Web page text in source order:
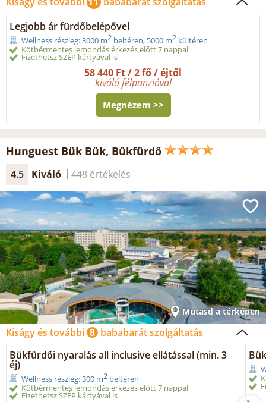
Legjobb ár fürdőbelépővel
Wellness részleg: 3000 m2 beltéren, 5000 m2 kültéren
Kötbérmentes lemondás érkezés előtt 7 nappal
Fizethetsz SZÉP kártyával is
58 440 Ft / 2 fő / éjtől
kiváló félpanzióval
Megnézem >>
Hunguest Bük Bük, Bükfürdő
4.5 Kiváló 448 értékelés
Mutasd a térképen
Kiságy és további 8 bababarát szolgáltatás
Bükfürdői nyaralás all inclusive ellátással (min. 3
éj)
Wellness részleg: 300 m2 beltéren
Kötbérmentes lemondás érkezés előtt 7 nappal
Fizethetsz SZÉP kártyával is